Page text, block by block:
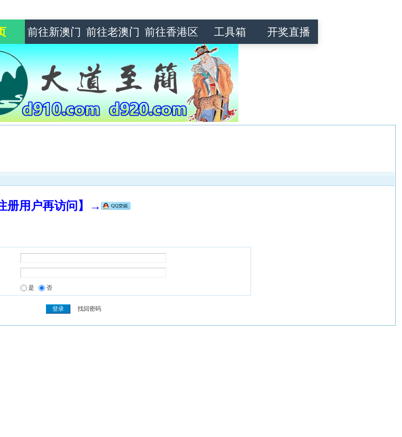
前往新澳门 前往老澳门 前往香港区 工具箱 开奖直播
册用户再访问】→
是 否
找回密码